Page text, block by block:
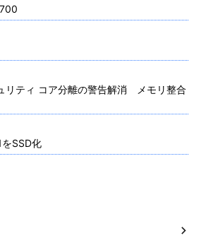
リティ コア分離の警告解消 メモリ整合
SSD化